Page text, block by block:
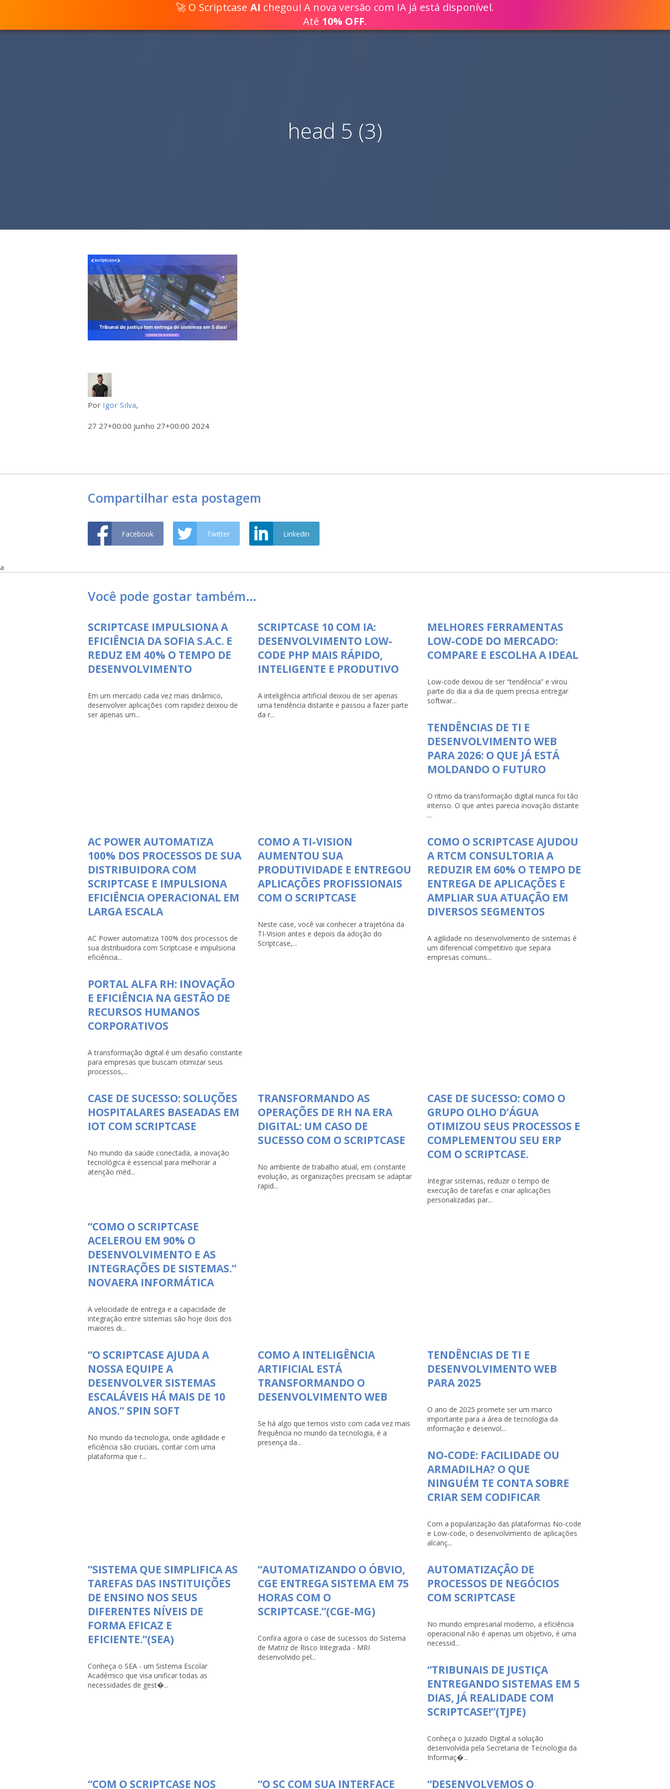
DESENVOLVA SOLUÇÕES WEB 80% MAIS RÁPIDO COM O SCRIPTCASE
head 5 (3)
Por Igor Silva,
27 27+00:00 junho 27+00:00 2024
Compartilhar esta postagem
Facebook Twitter Linkedin
a
Você pode gostar também…
SCRIPTCASE IMPULSIONA A
EFICIÊNCIA DA SOFIA S.A.C. E
REDUZ EM 40% O TEMPO DE
DESENVOLVIMENTO
Em um mercado cada vez mais dinâmico,
desenvolver aplicações com rapidez deixou de
ser apenas um...
SCRIPTCASE 10 COM IA:
DESENVOLVIMENTO LOW-
CODE PHP MAIS RÁPIDO,
INTELIGENTE E PRODUTIVO
A inteligência artificial deixou de ser apenas
uma tendência distante e passou a fazer parte
da r...
MELHORES FERRAMENTAS
LOW-CODE DO MERCADO:
COMPARE E ESCOLHA A IDEAL
Low-code deixou de ser “tendência” e virou
parte do dia a dia de quem precisa entregar
softwar...
TENDÊNCIAS DE TI E
DESENVOLVIMENTO WEB
PARA 2026: O QUE JÁ ESTÁ
MOLDANDO O FUTURO
O ritmo da transformação digital nunca foi tão
intenso. O que antes parecia inovação distante
...
AC POWER AUTOMATIZA
100% DOS PROCESSOS DE SUA
DISTRIBUIDORA COM
SCRIPTCASE E IMPULSIONA
EFICIÊNCIA OPERACIONAL EM
LARGA ESCALA
AC Power automatiza 100% dos processos de
sua distribuidora com Scriptcase e impulsiona
eficiência...
COMO A TI-VISION
AUMENTOU SUA
PRODUTIVIDADE E ENTREGOU
APLICAÇÕES PROFISSIONAIS
COM O SCRIPTCASE
Neste case, você vai conhecer a trajetória da
TI-Vision antes e depois da adoção do
Scriptcase,...
COMO O SCRIPTCASE AJUDOU
A RTCM CONSULTORIA A
REDUZIR EM 60% O TEMPO DE
ENTREGA DE APLICAÇÕES E
AMPLIAR SUA ATUAÇÃO EM
DIVERSOS SEGMENTOS
A agilidade no desenvolvimento de sistemas é
um diferencial competitivo que separa
empresas comuns...
PORTAL ALFA RH: INOVAÇÃO
E EFICIÊNCIA NA GESTÃO DE
RECURSOS HUMANOS
CORPORATIVOS
A transformação digital é um desafio constante
para empresas que buscam otimizar seus
processos,...
CASE DE SUCESSO: SOLUÇÕES
HOSPITALARES BASEADAS EM
IOT COM SCRIPTCASE
No mundo da saúde conectada, a inovação
tecnológica é essencial para melhorar a
atenção méd...
TRANSFORMANDO AS
OPERAÇÕES DE RH NA ERA
DIGITAL: UM CASO DE
SUCESSO COM O SCRIPTCASE
No ambiente de trabalho atual, em constante
evolução, as organizações precisam se adaptar
rapid...
CASE DE SUCESSO: COMO O
GRUPO OLHO D’ÁGUA
OTIMIZOU SEUS PROCESSOS E
COMPLEMENTOU SEU ERP
COM O SCRIPTCASE.
Integrar sistemas, reduzir o tempo de
execução de tarefas e criar aplicações
personalizadas par...
“COMO O SCRIPTCASE
ACELEROU EM 90% O
DESENVOLVIMENTO E AS
INTEGRAÇÕES DE SISTEMAS.”
NOVAERA INFORMÁTICA
A velocidade de entrega e a capacidade de
integração entre sistemas são hoje dois dos
maiores di...
“O SCRIPTCASE AJUDA A
NOSSA EQUIPE A
DESENVOLVER SISTEMAS
ESCALÁVEIS HÁ MAIS DE 10
ANOS.” SPIN SOFT
No mundo da tecnologia, onde agilidade e
eficiência são cruciais, contar com uma
plataforma que r...
COMO A INTELIGÊNCIA
ARTIFICIAL ESTÁ
TRANSFORMANDO O
DESENVOLVIMENTO WEB
Se há algo que temos visto com cada vez mais
frequência no mundo da tecnologia, é a
presença da...
TENDÊNCIAS DE TI E
DESENVOLVIMENTO WEB
PARA 2025
O ano de 2025 promete ser um marco
importante para a área de tecnologia da
informação e desenvol...
NO-CODE: FACILIDADE OU
ARMADILHA? O QUE
NINGUÉM TE CONTA SOBRE
CRIAR SEM CODIFICAR
Com a popularização das plataformas No-code
e Low-code, o desenvolvimento de aplicações
alcanç...
“SISTEMA QUE SIMPLIFICA AS
TAREFAS DAS INSTITUIÇÕES
DE ENSINO NOS SEUS
DIFERENTES NÍVEIS DE
FORMA EFICAZ E
EFICIENTE.”(SEA)
Conheça o SEA - um Sistema Escolar
Acadêmico que visa unificar todas as
necessidades de gest�...
“AUTOMATIZANDO O ÓBVIO,
CGE ENTREGA SISTEMA EM 75
HORAS COM O
SCRIPTCASE.”(CGE-MG)
Confira agora o case de sucessos do Sistema
de Matriz de Risco Integrada - MRI
desenvolvido pel...
AUTOMATIZAÇÃO DE
PROCESSOS DE NEGÓCIOS
COM SCRIPTCASE
No mundo empresarial moderno, a eficiência
operacional não é apenas um objetivo, é uma
necessid...
“TRIBUNAIS DE JUSTIÇA
ENTREGANDO SISTEMAS EM 5
DIAS, JÁ REALIDADE COM
SCRIPTCASE!”(TJPE)
Conheça o Juizado Digital a solução
desenvolvida pela Secretaria de Tecnologia da
Informaç�...
“COM O SCRIPTCASE NOS “O SC COM SUA INTERFACE “DESENVOLVEMOS O
🚀 O Scriptcase AI chegou! A nova versão com IA já está disponível.
Até 10% OFF.